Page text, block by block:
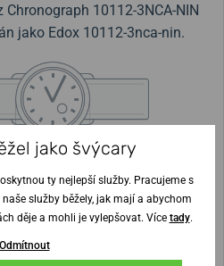
Chronograph 10112-3NCA-NIN
jako Edox 10112-3nca-nin.
Průměr pouzdra
43 mm
jisti velikostí?
vzory velikostí
jako švýcary
ty nejlepší služby. Pracujeme s
služby běžely, jak mají a abychom
děje a mohli je vylepšovat. Více tady.
Odmítnout